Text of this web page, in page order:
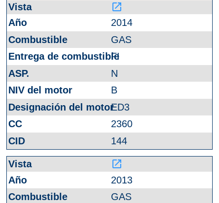
launch
2014
GAS
FI
N
B
ED3
2360
144
launch
2013
GAS